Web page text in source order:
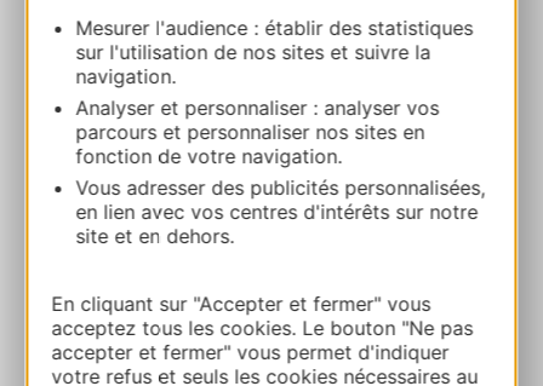
Mesurer l'audience : établir des statistiques
sur l'utilisation de nos sites et suivre la
navigation.
Analyser et personnaliser : analyser vos
parcours et personnaliser nos sites en
fonction de votre navigation.
Vous adresser des publicités personnalisées,
en lien avec vos centres d'intérêts sur notre
site et en dehors.
En cliquant sur "Accepter et fermer" vous
acceptez tous les cookies. Le bouton "Ne pas
accepter et fermer" vous permet d'indiquer
votre refus et seuls les cookies nécessaires au
05 63 43 20 20
E-mail
Facebook
AJOUTER
AU CARNET